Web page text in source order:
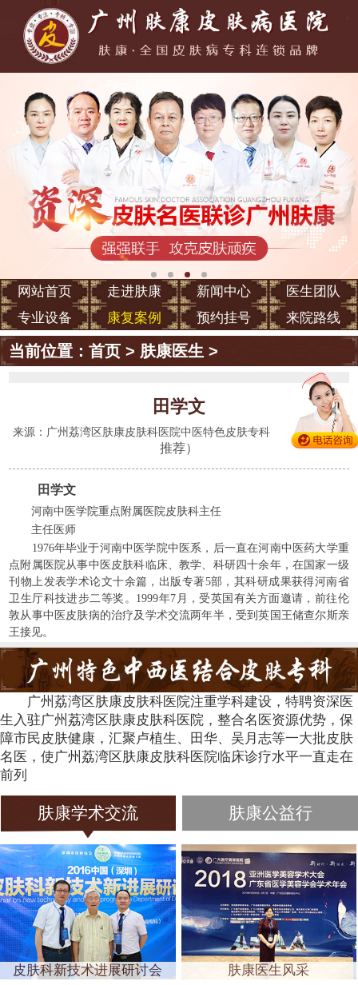
网站首页 走进肤康 新闻中心
医生团队
专业设备
康复案例 预约挂号 来院路线
当前位置：首页 > 肤康医生 >
田学文
来源：广州荔湾区肤康皮肤科医院中医特色皮肤专科
(428人
推荐）
田学文
河南中医学院重点附属医院皮肤科主任
主任医师
1976年毕业于河南中医学院中医系，后一直在河南中医药大学重
点附属医院从事中医皮肤科临床、教学、科研四十余年，在国家一级
刊物上发表学术论文十余篇，出版专著5部，其科研成果获得河南省
卫生厅科技进步二等奖。1999年7月，受英国有关方面邀请，前往伦
敦从事中医皮肤病的治疗及学术交流两年半，受到英国王储查尔斯亲
王接见。
广州荔湾区肤康皮肤科医院注重学科建设，特聘资深医
生入驻广州荔湾区肤康皮肤科医院，整合名医资源优势，保
障市民皮肤健康，汇聚卢植生、田华、吴月志等一大批皮肤
名医，使广州荔湾区肤康皮肤科医院临床诊疗水平一直走在
前列
肤康学术交流 肤康公益行
皮肤科新技术进展研讨会 肤康医生风采